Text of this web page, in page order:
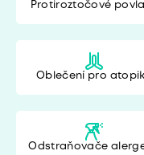
Protiroztočové
Oblečení pro
Odstraňovače